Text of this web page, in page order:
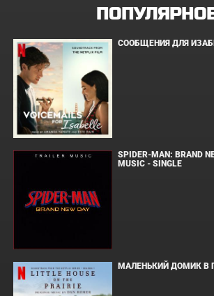
СООБЩЕНИЯ ДЛЯ
SPIDER-MAN: BRAND
MUSIC - SINGLE
МАЛЕНЬКИЙ ДОМИК В